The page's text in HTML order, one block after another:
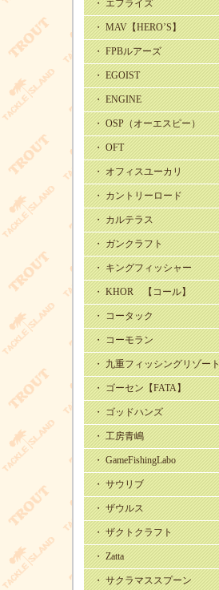
・ エフライズ
・ MAV【HERO’S】
・ FPBルアーズ
・ EGOIST
・ ENGINE
・ OSP（オーエスピー）
・ OFT
・ オフィスユーカリ
・ カントリーロード
・ カルテラス
・ ガンクラフト
・ キングフィッシャー
・ KHOR 【コール】
・ コータック
・ コーモラン
・ 九重フィッシングリゾート
・ ゴーセン【FATA】
・ ゴッドハンズ
・ 工房青嶋
・ GameFishingLabo
・ サウリブ
・ ザウルス
・ ザクトクラフト
・ Zatta
・ サクラマススプーン